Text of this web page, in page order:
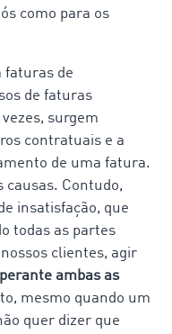
como para os
faturas de
de faturas
surgem
contratuais e a
de uma fatura.
causas. Contudo,
insatisfação, que
todas as partes
clientes, agir
ambas as
mesmo quando um
quer dizer que